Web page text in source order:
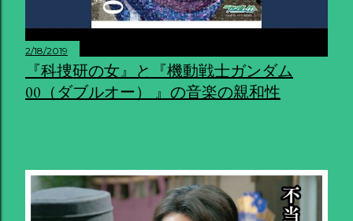
2/18/2019
『科捜研の女』と『機動戦士ガンダム
00（ダブルオー） 』の音楽の親和性